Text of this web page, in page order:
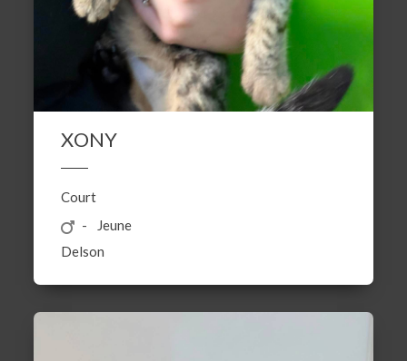
XONY
Court
Jeune
Delson